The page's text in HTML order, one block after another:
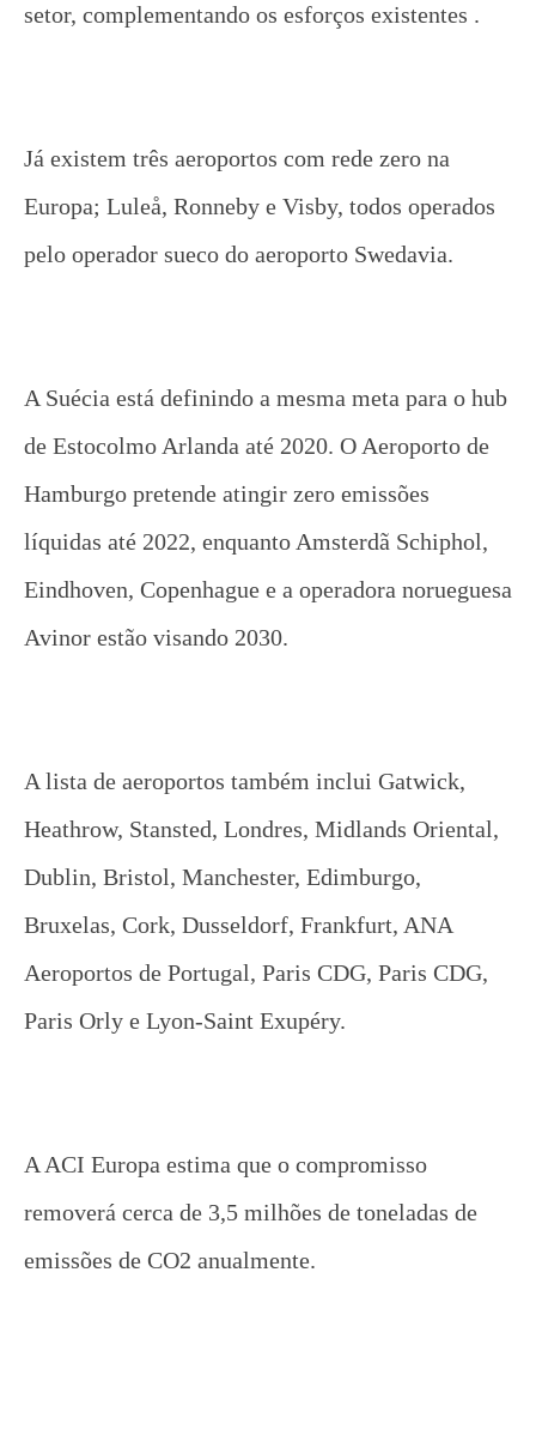
setor, complementando os esforços existentes .
Já existem três aeroportos com rede zero na
Europa; Luleå, Ronneby e Visby, todos operados
pelo operador sueco do aeroporto Swedavia.
A Suécia está definindo a mesma meta para o hub
de Estocolmo Arlanda até 2020. O Aeroporto de
Hamburgo pretende atingir zero emissões
líquidas até 2022, enquanto Amsterdã Schiphol,
Eindhoven, Copenhague e a operadora norueguesa
Avinor estão visando 2030.
A lista de aeroportos também inclui Gatwick,
Heathrow, Stansted, Londres, Midlands Oriental,
Dublin, Bristol, Manchester, Edimburgo,
Bruxelas, Cork, Dusseldorf, Frankfurt, ANA
Aeroportos de Portugal, Paris CDG, Paris CDG,
Paris Orly e Lyon-Saint Exupéry.
A ACI Europa estima que o compromisso
removerá cerca de 3,5 milhões de toneladas de
emissões de CO2 anualmente.